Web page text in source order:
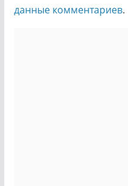
данные комментариев.